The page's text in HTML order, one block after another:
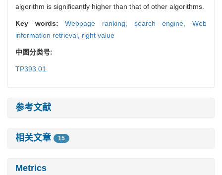
algorithm is significantly higher than that of other algorithms.
Key words:Webpage ranking, search engine,Web
information retrieval, right value
中图分类号:
TP393.01
参考文献
相关文章 15
Metrics